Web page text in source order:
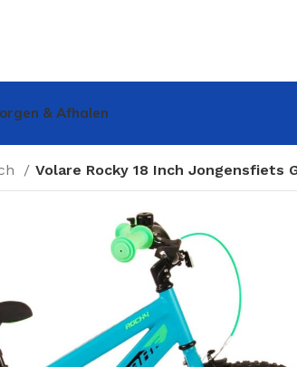
& Afhalen
Volare Rocky 18 Inch Jongensfiets